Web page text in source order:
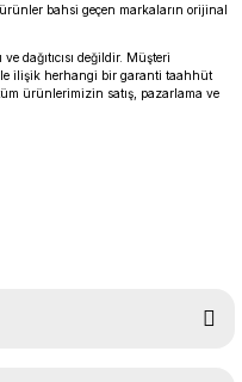
ürünler bahsi geçen markaların orijinal
dağıtıcısı değildir. Müşteri
ilişik herhangi bir garanti taahhüt
ürünlerimizin satış, pazarlama ve